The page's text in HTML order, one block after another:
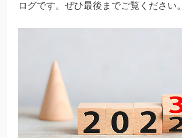
ログです。ぜひ最後までご覧ください。